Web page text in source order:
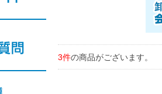
3件の商品がございます。